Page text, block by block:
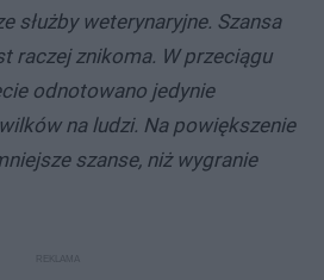
służby weterynaryjne. Szansa
raczej znikoma. W przeciągu
odnotowano jedynie
na ludzi. Na powiększenie
szanse, niż wygranie